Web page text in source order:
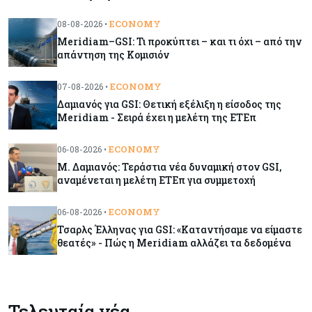
Κύπρος 07-08-2026
Οι τιμές καθορίζουν την επιλογή παρόχου
Κύπρος 07-08-2026
- Άνοδος 11,5% σε σχέση με πέρσι
ΕΚΤ: Αιφνιδιάστηκε από την πώληση ευρώ από
τις ΗΠΑ
08-08-2026 • ECONOMY
Meridiam–GSI: Τι προκύπτει – και τι όχι – από την
απάντηση της Κομισιόν
07-08-2026 • ECONOMY
Δαμιανός για GSI: Θετική εξέλιξη η είσοδος της
Meridiam - Σειρά έχει η μελέτη της ΕΤΕπ
06-08-2026 • ECONOMY
Μ. Δαμιανός: Τεράστια νέα δυναμική στον GSI,
αναμένεται η μελέτη ΕΤΕπ για συμμετοχή
06-08-2026 • ECONOMY
Τσαρλς Έλληνας για GSI: «Καταντήσαμε να είμαστε
θεατές» - Πώς η Meridiam αλλάζει τα δεδομένα